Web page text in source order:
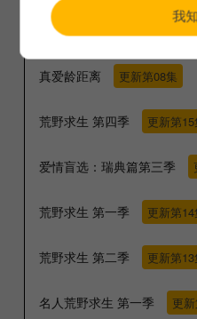
范德普庄园 第三季
真爱龄距离 更新第08集
荒野求生 第四季 更新第15
爱情盲选：瑞典篇第三季
荒野求生 第一季 更新第14
荒野求生 第二季 更新第13
名人荒野求生 第一季 更
我